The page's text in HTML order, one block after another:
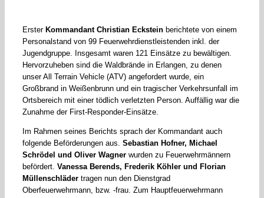
Erster Kommandant Christian Ecksteinberichtete von einem
Personalstand von 99 Feuerwehrdienstleistenden inkl. der
Jugendgruppe. Insgesamt waren 121 Einsätze zu bewältigen.
Hervorzuheben sind die Waldbrände in Erlangen, zu denen
unser All Terrain Vehicle (ATV) angefordert wurde, ein
Großbrand in Weißenbrunn und ein tragischer Verkehrsunfall im
Ortsbereich mit einer tödlich verletzten Person. Auffällig war die
Zunahme der First-Responder-Einsätze.
Im Rahmen seines Berichts sprach der Kommandant auch
folgende Beförderungen aus. Sebastian Hofner, Michael
Schrödel und Oliver Wagner wurden zu Feuerwehrmännern
befördert. Vanessa Berends, Frederik Köhler und Florian
Müllenschläder tragen nun den Dienstgrad
Oberfeuerwehrmann, bzw. -frau. Zum Hauptfeuerwehrmann